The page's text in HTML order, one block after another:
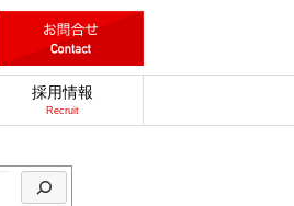
採用情報
Recruit